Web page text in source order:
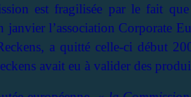
est fragilisée par le fait
janvier l’association Corporate
a quitté celle-ci début
avait eu à valider des